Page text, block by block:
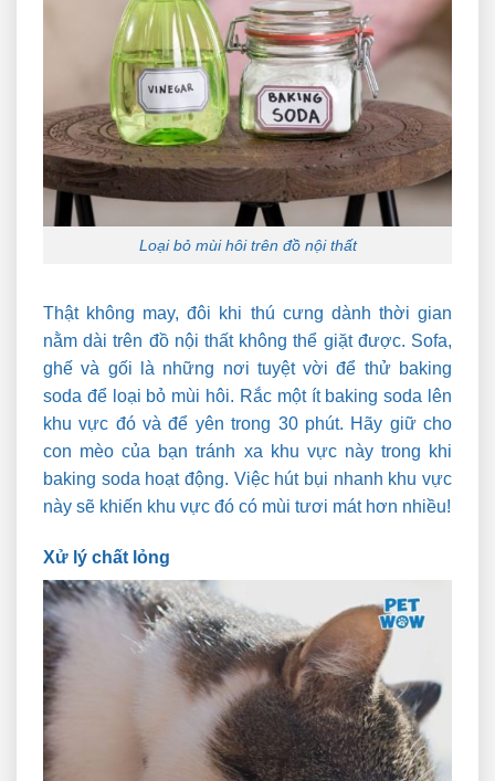
Loại bỏ mùi hôi trên đồ nội thất
Thật không may, đôi khi thú cưng dành thời gian
nằm dài trên đồ nội thất không thể giặt được. Sofa,
ghế và gối là những nơi tuyệt vời để thử baking
soda để loại bỏ mùi hôi. Rắc một ít baking soda lên
khu vực đó và để yên trong 30 phút. Hãy giữ cho
con mèo của bạn tránh xa khu vực này trong khi
baking soda hoạt động. Việc hút bụi nhanh khu vực
này sẽ khiến khu vực đó có mùi tươi mát hơn nhiều!
Xử lý chất lỏng